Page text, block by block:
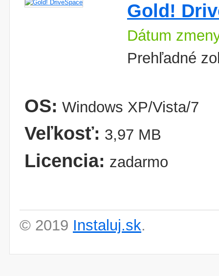
Gold!
Dátum
Prehľadné
OS: Windows XP/Vista/7
Veľkosť: 3,97 MB
Licencia: zadarmo
© 2019 Instaluj.sk.